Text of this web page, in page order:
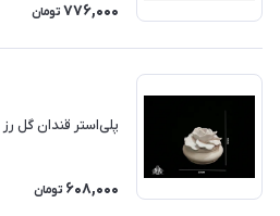
776,000 تومان
پلی‌استر قندان گل رز
608,000 تومان